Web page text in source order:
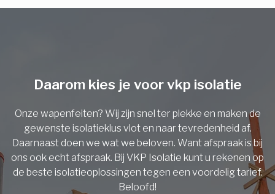
Vorige
Daarom kies je voor vkp isolatie
Onze wapenfeiten? Wij zijn snel ter plekke en maken de
gewenste isolatieklus vlot en naar tevredenheid af.
Daarnaast doen we wat we beloven. Want afspraak is bij
ons ook echt afspraak. Bij VKP Isolatie kunt u rekenen op
de beste isolatieoplossingen tegen een voordelig tarief.
Beloofd!